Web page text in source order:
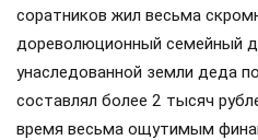
соратников жил весьма
дореволюционный семейный
унаследованной земли деда
составлял более 2 тысяч
время весьма ощутимым